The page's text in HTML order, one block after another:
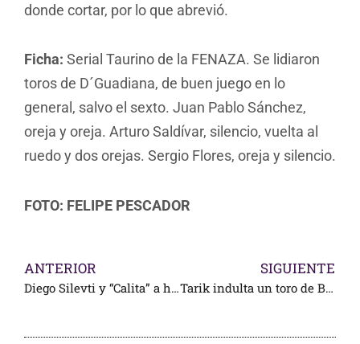
donde cortar, por lo que abrevió.
Ficha: Serial Taurino de la FENAZA. Se lidiaron
toros de D´Guadiana, de buen juego en lo
general, salvo el sexto. Juan Pablo Sánchez,
oreja y oreja. Arturo Saldívar, silencio, vuelta al
ruedo y dos orejas. Sergio Flores, oreja y silencio.
FOTO: FELIPE PESCADOR
ANTERIOR
Diego Silevti y “Calita” a hombros en San Miguel de Allende
SIGUIENTE
Tarik indulta un toro de Boquilla del Carmen: más otros festejos